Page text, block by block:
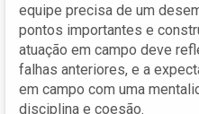
equipe precisa de um
pontos importantes e
atuação em campo deve
falhas anteriores, e a
em campo com uma
disciplina e coesão.